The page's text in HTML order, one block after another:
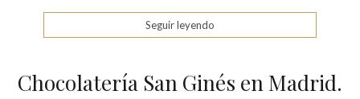
Seguir leyendo
Chocolatería San Ginés en Madrid.